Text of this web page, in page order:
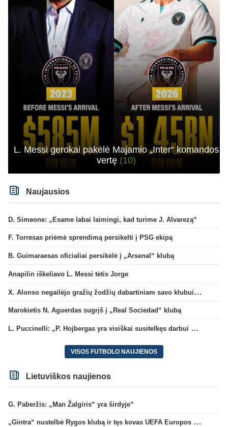
L. Messi gerokai pakėlė Majamio „Inter“ komandos
vertę (10)
Naujausios
D. Simeone: „Esame labai laimingi, kad turime J. Alvarezą“
F. Torresas priėmė sprendimą persikelti į PSG ekipą
B. Guimaraesas oficialiai persikėlė į „Arsenal“ klubą
Anapilin iškeliavo L. Messi tėtis Jorge
X. Alonso negailėjo gražių žodžių dabartiniam savo klubui „Chelsea“
Marokietis N. Aguerdas sugrįš į „Real Sociedad“ klubą
L. Puccinelli: „P. Hojbergas yra visiškai susitelkęs darbui Marselyje“
VISOS FUTBOLO NAUJIENOS
Lietuviškos naujienos
G. Paberžis: „Man Žalgiris“ yra širdyje“
„Gintra“ nustelbė Rygos klubą ir tęs kovas UEFA Europos taurės atrankoje